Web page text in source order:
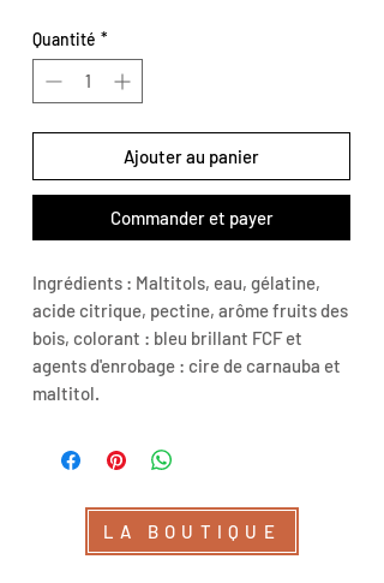
Quantité *
Ajouter au panier
Commander et payer
Ingrédients : Maltitols, eau, gélatine,
acide citrique, pectine, arôme fruits des
bois, colorant : bleu brillant FCF et
agents d'enrobage : cire de carnauba et
maltitol.
LA BOUTIQUE